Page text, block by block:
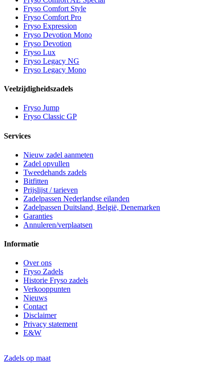
Fryso Comfort Style
Fryso Comfort Pro
Fryso Expression
Fryso Devotion Mono
Fryso Devotion
Fryso Lux
Fryso Legacy NG
Fryso Legacy Mono
Veelzijdigheidszadels
Fryso Jump
Fryso Classic GP
Services
Nieuw zadel aanmeten
Zadel opvullen
Tweedehands zadels
Bitfitten
Prijslijst / tarieven
Zadelpassen Nederlandse eilanden
Zadelpassen Duitsland, België, Denemarken
Garanties
Annuleren/verplaatsen
Informatie
Over ons
Fryso Zadels
Historie Fryso zadels
Verkooppunten
Nieuws
Contact
Disclaimer
Privacy statement
E&W
Zadels op maat